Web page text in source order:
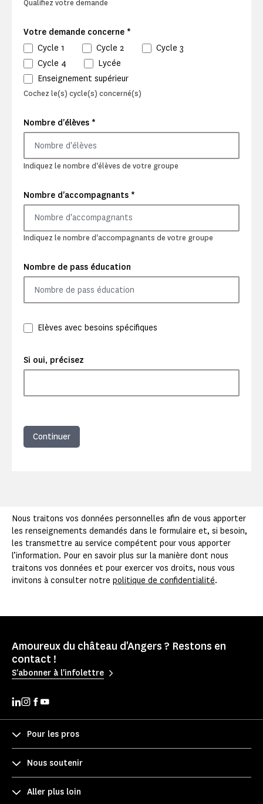
Qualifiez votre demande
Votre demande concerne *
Cycle 1 Cycle 2
Cycle 3
Cycle 4
Lycée
Enseignement supérieur
Cochez le(s) cycle(s) concerné(s)
Nombre d'élèves *
Indiquez le nombre d'élèves de votre groupe
Nombre d'accompagnants *
Indiquez le nombre d'accompagnants de votre groupe
Nombre de pass éducation
Elèves avec besoins spécifiques
Si oui, précisez
Continuer
Nous traitons vos données personnelles afin de vous apporter
les renseignements demandés dans le formulaire et, si besoin,
les transmettre au service compétent pour vous apporter
l’information. Pour en savoir plus sur la manière dont nous
traitons vos données et pour exercer vos droits, nous vous
invitons à consulter notre politique de confidentialité.
Amoureux du château d'Angers ? Restons en
contact !
S'abonner à l'infolettre
Pour les pros
Nous soutenir
Aller plus loin